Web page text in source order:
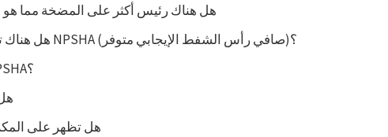
هل هناك رئيس أكثر على المضخة مما
هل هناك تجويف بسبب عدم كفاية NPSHA (صافي رأس الشفط الإيجابي متوفر)؟
هل هناك ما يكفي من NPSHA؟
هل تظهر على